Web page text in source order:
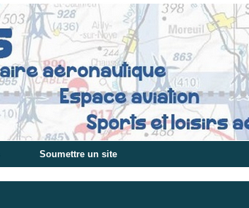
Soumettre un site